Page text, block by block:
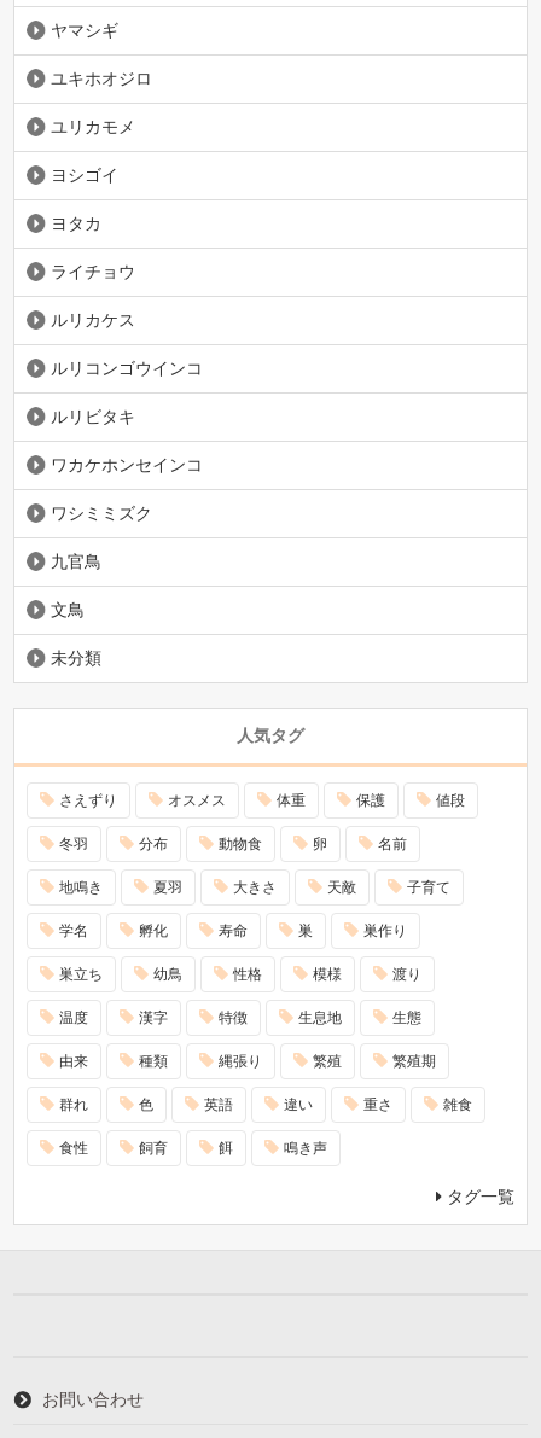
ヤマシギ
ユキホオジロ
ユリカモメ
ヨシゴイ
ヨタカ
ライチョウ
ルリカケス
ルリコンゴウインコ
ルリビタキ
ワカケホンセインコ
ワシミミズク
九官鳥
文鳥
未分類
人気タグ
さえずり オスメス 体重 保護 値段
冬羽 分布 動物食 卵 名前
地鳴き 夏羽 大きさ 天敵 子育て
学名 孵化 寿命 巣 巣作り
巣立ち 幼鳥 性格 模様 渡り
温度 漢字 特徴 生息地 生態
由来 種類 縄張り 繁殖 繁殖期
群れ 色 英語 違い 重さ 雑食
食性 飼育 餌 鳴き声
タグ一覧
お問い合わせ